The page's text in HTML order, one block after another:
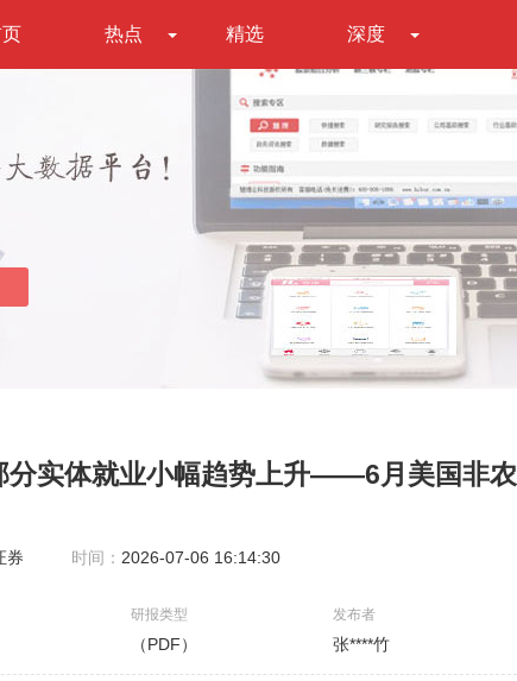
热点 精选 深度
分实体就业小幅趋势上升——6月美国非农
券 时间： 2026-07-06 16:14:30
研报类型
（PDF）
发布者
张****竹